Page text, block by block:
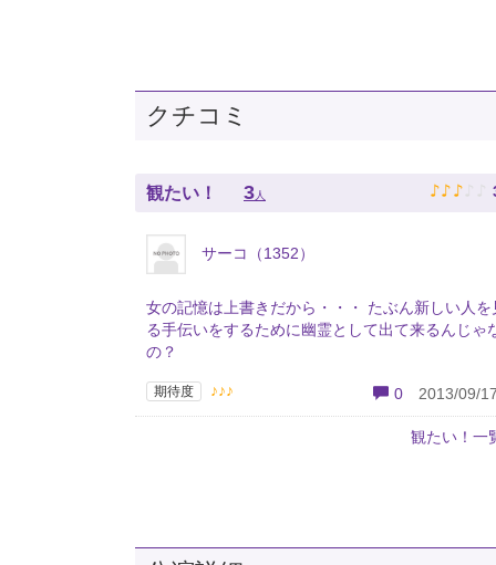
クチコミ
観たい！ 3 人 ♪ ♪ ♪ ♪ ♪
サーコ（1352）
女の記憶は上書きだから・・・ たぶん新しい人を
る手伝いをするために幽霊として出て来るんじゃ
の？
期待度 ♪♪♪ 0 2013/09/
観たい！一